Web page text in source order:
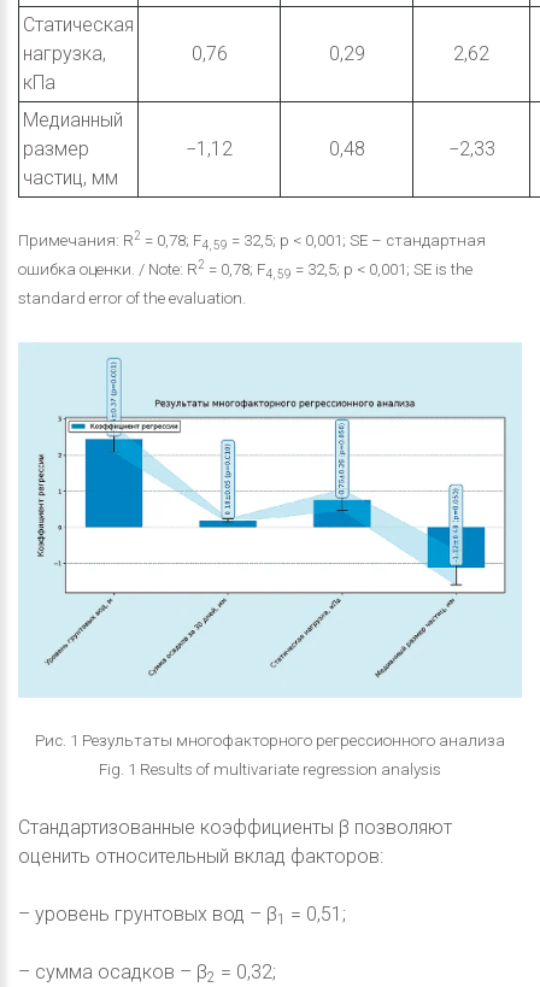
Статическая
нагрузка,
кПа
0,76 0,29 2,62
Медианный
размер
частиц, мм
−1,12 0,48 −2,33
Примечания: R2 = 0,78; F4, 59 = 32,5; p < 0,001; SE – стандартная
ошибка оценки. / Note: R2 = 0,78; F4, 59 = 32,5; p < 0,001; SE is the
standard error of the evaluation.
Рис. 1 Результаты многофакторного регрессионного анализа
Fig. 1 Results of multivariate regression analysis
Стандартизованные коэффициенты β позволяют
оценить относительный вклад факторов:
– уровень грунтовых вод – β1 = 0,51;
– сумма осадков – β2 = 0,32;